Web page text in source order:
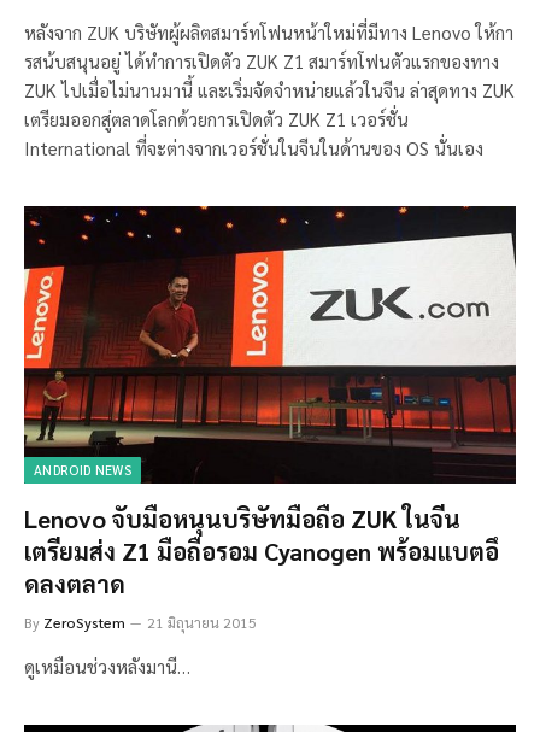
หลังจาก ZUK บริษัทผู้ผลิตสมาร์ทโฟนหน้าใหม่ที่มีทาง Lenovo ให้กา
รสน้บสนุนอยู่ ได้ทำการเปิดตัว ZUK Z1 สมาร์ทโฟนตัวแรกของทาง
ZUK ไปเมื่อไม่นานมานี้ และเริ่มจัดจำหน่ายแล้วในจีน ล่าสุดทาง ZUK
เตรียมออกสู่ตลาดโลกด้วยการเปิดตัว ZUK Z1 เวอร์ชั่น
International ที่จะต่างจากเวอร์ชั่นในจีนในด้านของ OS นั่นเอง
ANDROID NEWS
Lenovo จับมือหนุนบริษัทมือถือ ZUK ในจีน
เตรียมส่ง Z1 มือถือรอม Cyanogen พร้อมแบตอึ
ดลงตลาด
By ZeroSystem 21 มิถุนายน 2015
ดูเหมือนช่วงหลังมานี…